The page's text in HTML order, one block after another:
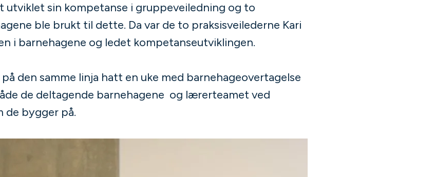
utviklet sin kompetanse i gruppeveiledning og to
ble brukt til dette. Da var de to praksisveilederne Kari
i barnehagene og ledet kompetanseutviklingen.
den samme linja hatt en uke med barnehageovertagelse
de deltagende barnehagene og lærerteamet ved
de bygger på.